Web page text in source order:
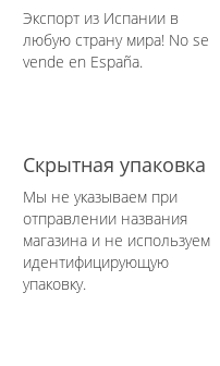
Экспорт из Испании в
любую страну мира! No se
vende en España.
Скрытная упаковка
Мы не указываем при
отправлении названия
магазина и не используем
идентифицирующую
упаковку.